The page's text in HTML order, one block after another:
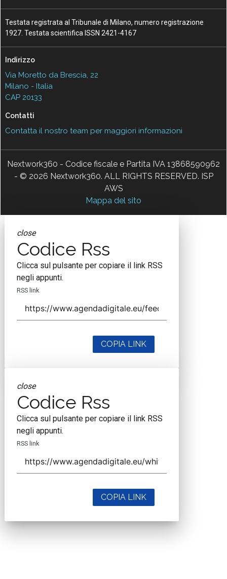
Testata registrata al Tribunale di Milano, numero registrazione
1927. Testata scientifica ISSN 2421-4167
Indirizzo
Via Moretto da Brescia, 22
Milano - Italia
CAP 20133
Contatti
Contatta il nostro team per maggiori informazioni
Nextwork360 - Codice fiscale e Partita IVA 13868590962
- © 2026 Nextwork360. ALL RIGHTS RESERVED. ISP
AWS
Mappa del sito
close
Codice Rss
Clicca sul pulsante per copiare il link RSS
negli appunti.
RSS link
COPIA LINK
close
Codice Rss
Clicca sul pulsante per copiare il link RSS
negli appunti.
RSS link
COPIA LINK